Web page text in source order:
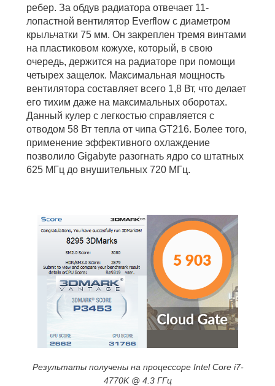
ребер. За обдув радиатора отвечает 11-
лопастной вентилятор Everflow с диаметром
крыльчатки 75 мм. Он закреплен тремя винтами
на пластиковом кожухе, который, в свою
очередь, держится на радиаторе при помощи
четырех защелок. Максимальная мощность
вентилятора составляет всего 1,8 Вт, что делает
его тихим даже на максимальных оборотах.
Данный кулер с легкостью справляется с
отводом 58 Вт тепла от чипа GT216. Более того,
применение эффективного охлаждение
позволило Gigabyte разогнать ядро со штатных
625 МГц до внушительных 720 МГц.
Результаты получены на процессоре Intel Core i7-
4770K @ 4.3 ГГц